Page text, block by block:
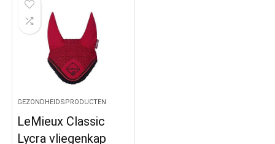
GEZONDHEIDSPRODUCTEN
LeMieux Classic
Lycra vliegenkap